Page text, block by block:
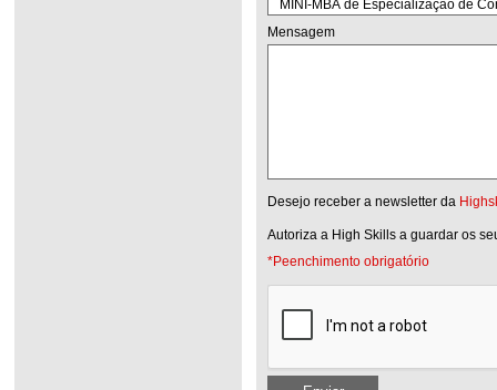
Mensagem
Desejo receber a newsletter da
Autoriza a High Skills a guardar os
*Peenchimento obrigatório